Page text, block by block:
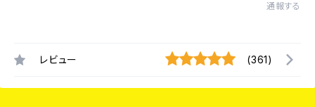
通報する
レビュー (361)